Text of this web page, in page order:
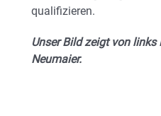
qualifizieren.
Unser Bild zeigt von
Neumaier.